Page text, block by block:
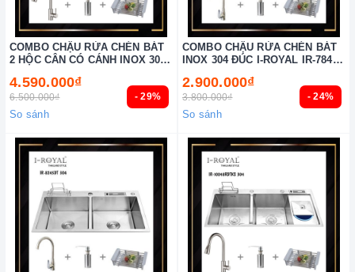
- 29%
COMBO CHẬU RỬA CHÉN BÁT
2 HỘC CÂN CÓ CÁNH INOX 304
4.590.000₫
6.500.000₫
So sánh
- 24%
COMBO CHẬU RỬA CHÉN BÁT
INOX 304 ĐÚC I-ROYAL IR-7843C
2.900.000₫
3.800.000₫
So sánh